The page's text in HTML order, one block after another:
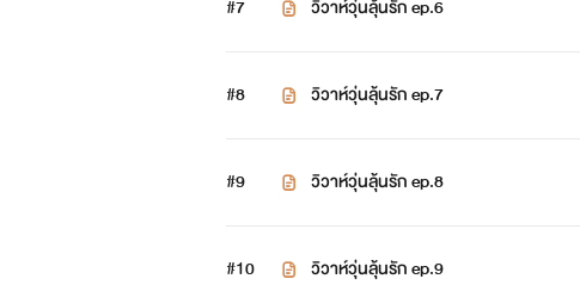
พอล ว่าที่เจ้าบ่าวไอรีน
#7 วิวาห์วุ่นลุ้นรัก ep.6
#8 วิวาห์วุ่นลุ้นรัก ep.7
#9 วิวาห์วุ่นลุ้นรัก ep.8
#10 วิวาห์วุ่นลุ้นรัก ep.9